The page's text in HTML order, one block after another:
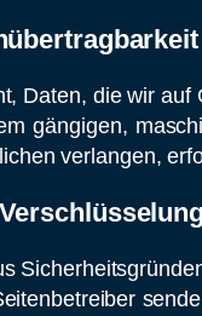
Daten, die wir
gängigen,
verlangen,